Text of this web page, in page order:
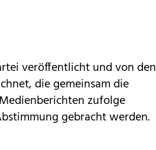
veröffentlicht und von den
die gemeinsam die
zufolge
gebracht werden.